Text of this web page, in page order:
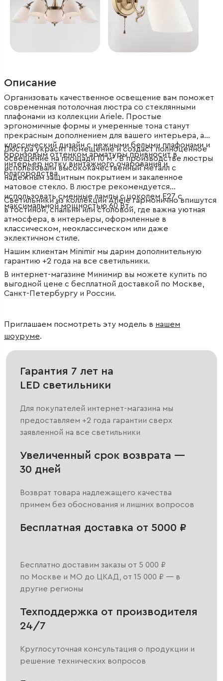
Описание
Организовать качественное освещение вам поможет
современная потолочная люстра со стеклянными
плафонами из коллекции Ariele. Простые
эргономичные формы и умеренные тона станут
прекрасным дополнением для вашего интерьера, а
классический дизайн с нежными белыми плафонами и
бронзовым оттенком арматуры привносит в
интерьер нотку винтажного очарования и
благородства.
Люстра украсит помещение и создаст полноценное
освещение на площади 10 м². В производстве люстры
использовали высококачественный металл с
надежным защитным покрытием и закаленное
матовое стекло. В люстре рекомендуется
использовать сменные лампы с цоколем Е27 с
максимальной мощностью 60 Вт.
Светильники из коллекции Ariele гармонично впишутся
в гостиной, спальни или столовой, где важна уютная
атмосфера, в интерьеры, оформленные в
классическом, неоклассическом или даже
эклектичном стиле.
Нашим клиентам Minimir мы дарим дополнительную
гарантию +2 года на все светильники.
В интернет-магазине Минимир вы можете купить по
выгодной цене с бесплатной доставкой по Москве,
Санкт-Петербургу и России.
Приглашаем посмотреть эту модель в нашем
шоуруме.
Гарантия 7 лет на
LED светильники
Для покупателей интернет-магазина мы
предоставляем +2 года гарантии сверх
заявленной на все светильники
Увеличенный срок возврата —
30 дней
Возврат товара надлежащего качества
примем без обоснования и лишних вопросов
Бесплатная доставка от 5000 ₽
Бесплатно доставим заказы от 5 000 ₽
по Москве и МО до ЦКАД, от 15 000 ₽ — в
другие регионы
Техподдержка от производителя
24/7
Круглосуточная консультация о продукции и
решение технических вопросов